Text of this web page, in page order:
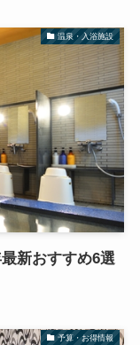
温泉・入浴施設
新おすすめ6選
予算・お得情報